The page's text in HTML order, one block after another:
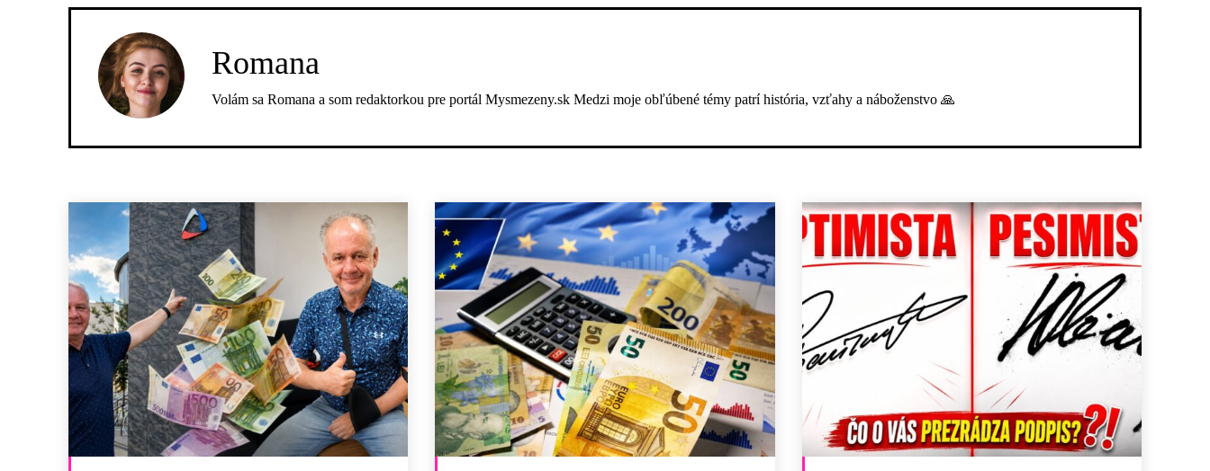
Romana
Volám sa Romana a som redaktorkou pre portál Mysmezeny.sk Medzi moje obľúbené témy patrí história, vzťahy a náboženstvo 🙏